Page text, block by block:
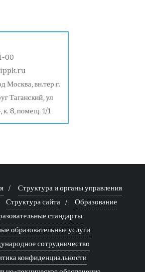
00
Москва, вн.тер.г.
Таганский, ул
к. 8, помещ. 1/1
Структура и органы управления
Структура сайта
Образование
стандарты
образовательные услуги
сотрудничество
конфиденциальности